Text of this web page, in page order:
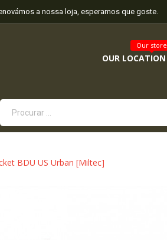
a nossa loja, esperamos que goste.
OUR LOCATION
Our store
BDU US Urban [Miltec]